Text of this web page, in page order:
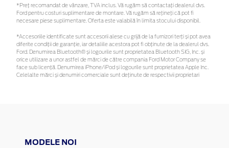
*Preţ recomandat de vânzare, TVA inclus. Vă rugăm să contactaţi dealerul dvs.
Ford pentru costuri suplimentare de montare. Vă rugăm să rețineți că pot fi
necesare piese suplimentare. Oferta este valabilă în limita stocului disponibil.
*Accesoriile identificate sunt accesorii alese cu grijă de la furnizori terți și pot avea
diferite condiții de garanție, iar detaliile acestora pot fi obținute de la dealerul dvs.
Ford. Denumirea Bluetooth® și logourile sunt proprietatea Bluetooth SIG, Inc. și
orice utilizare a unor astfel de mărci de către compania Ford Motor Company se
face sub licență. Denumirea iPhone/iPod și logourile sunt proprietatea Apple Inc.
Celelalte mărci și denumiri comerciale sunt deținute de respectivii proprietari
MODELE NOI